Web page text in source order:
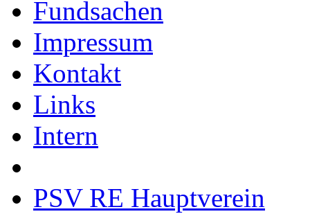
Fundsachen
Impressum
Kontakt
Links
Intern
PSV RE Hauptverein